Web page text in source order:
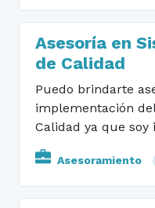
Asesoría en
de Calidad
Puedo brindarte
implementación
Calidad ya que
Asesoramiento